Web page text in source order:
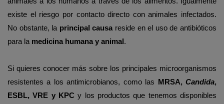
existe el riesgo por contacto directo con animales infectados.
No obstante, la principal causa reside en el uso de antibióticos
para la medicina humana y animal.
Si quieres conocer más sobre los principales microorganismos
resistentes a los antimicrobianos, como las MRSA,Candida,
ESBL, VRE y KPCy los productos que tenemos disponibles